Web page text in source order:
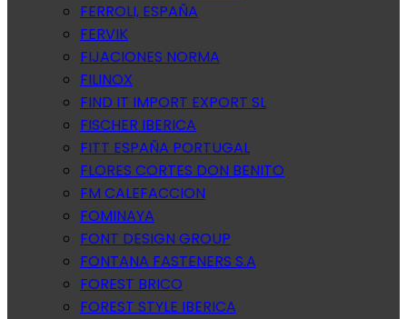
FERROLI, ESPAÑA
FERVIK
FIJACIONES NORMA
FILINOX
FIND IT IMPORT EXPORT SL
FISCHER IBERICA
FITT ESPAÑA PORTUGAL
FLORES CORTES DON BENITO
FM CALEFACCION
FOMINAYA
FONT DESIGN GROUP
FONTANA FASTENERS S.A
FOREST BRICO
FOREST STYLE IBERICA